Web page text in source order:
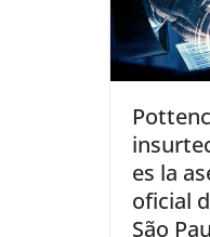
es la
oficial
São